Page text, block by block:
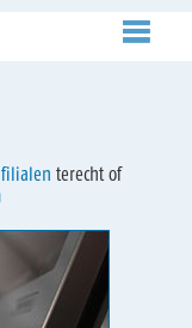
filialenterecht of